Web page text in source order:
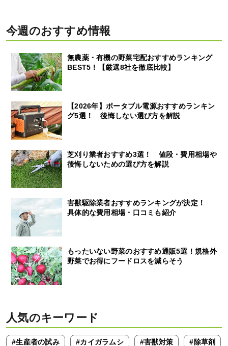
今週のおすすめ情報
無農薬・有機の野菜宅配おすすめランキング
BEST5！【厳選8社を徹底比較】
【2026年】ポータブル電源おすすめランキン
グ5選！ 後悔しない選び方を解説
芝刈り業者おすすめ3選！ 値段・費用相場や
後悔しないための選び方を解説
害獣駆除業者おすすめランキングが決定！
具体的な費用相場・口コミも紹介
もったいない野菜のおすすめ通販5選！規格外
野菜でお得にフードロスを減らそう
人気のキーワード
#生産者の試み #カイガラムシ #害獣対策 #除草剤